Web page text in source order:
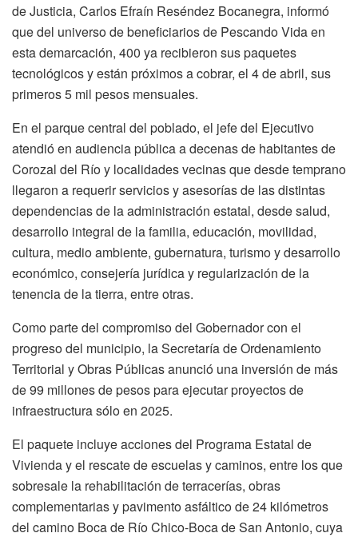
de Justicia, Carlos Efraín Reséndez Bocanegra, informó
que del universo de beneficiarios de Pescando Vida en
esta demarcación, 400 ya recibieron sus paquetes
tecnológicos y están próximos a cobrar, el 4 de abril, sus
primeros 5 mil pesos mensuales.
En el parque central del poblado, el jefe del Ejecutivo
atendió en audiencia pública a decenas de habitantes de
Corozal del Río y localidades vecinas que desde temprano
llegaron a requerir servicios y asesorías de las distintas
dependencias de la administración estatal, desde salud,
desarrollo integral de la familia, educación, movilidad,
cultura, medio ambiente, gubernatura, turismo y desarrollo
económico, consejería jurídica y regularización de la
tenencia de la tierra, entre otras.
Como parte del compromiso del Gobernador con el
progreso del municipio, la Secretaría de Ordenamiento
Territorial y Obras Públicas anunció una inversión de más
de 99 millones de pesos para ejecutar proyectos de
infraestructura sólo en 2025.
El paquete incluye acciones del Programa Estatal de
Vivienda y el rescate de escuelas y caminos, entre los que
sobresale la rehabilitación de terracerías, obras
complementarias y pavimento asfáltico de 24 kilómetros
del camino Boca de Río Chico-Boca de San Antonio, cuya